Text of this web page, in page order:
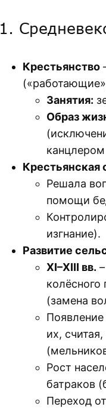
1.
Крестьянство
Занятия:
Образ
Крестьянская
Решала
помощи
изгнание).
Развитие
XI–XIII вв.
(замена
их,
Рост
батраков
Переход